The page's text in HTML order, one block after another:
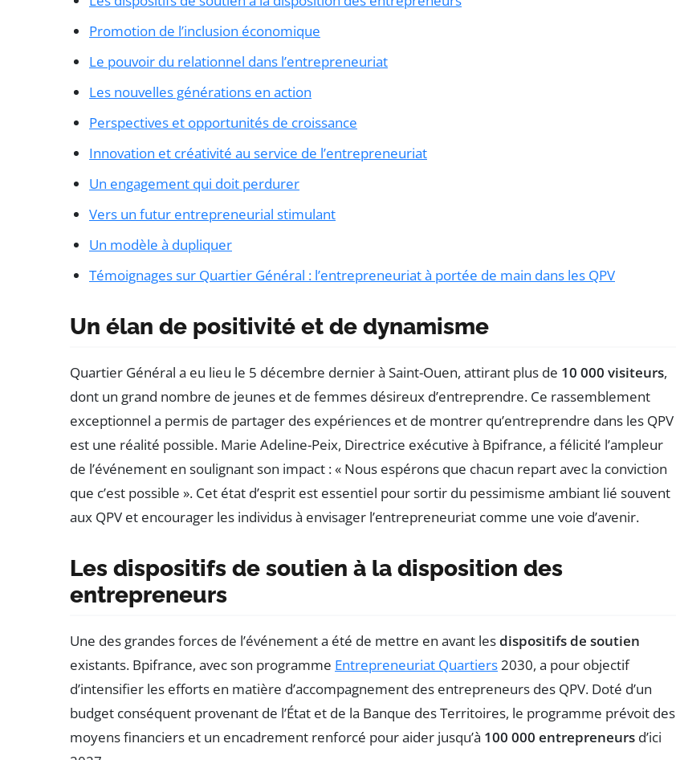
Promotion de l’inclusion économique
Le pouvoir du relationnel dans l’entrepreneuriat
Les nouvelles générations en action
Perspectives et opportunités de croissance
Innovation et créativité au service de l’entrepreneuriat
Un engagement qui doit perdurer
Vers un futur entrepreneurial stimulant
Un modèle à dupliquer
Témoignages sur Quartier Général : l’entrepreneuriat à portée de main dans les QPV
Un élan de positivité et de dynamisme
Quartier Général a eu lieu le 5 décembre dernier à Saint-Ouen, attirant plus de 10 000 visiteurs,
dont un grand nombre de jeunes et de femmes désireux d’entreprendre. Ce rassemblement
exceptionnel a permis de partager des expériences et de montrer qu’entreprendre dans les QPV
est une réalité possible. Marie Adeline-Peix, Directrice exécutive à Bpifrance, a félicité l’ampleur
de l’événement en soulignant son impact : « Nous espérons que chacun repart avec la conviction
que c’est possible ». Cet état d’esprit est essentiel pour sortir du pessimisme ambiant lié souvent
aux QPV et encourager les individus à envisager l’entrepreneuriat comme une voie d’avenir.
Les dispositifs de soutien à la disposition des
entrepreneurs
Une des grandes forces de l’événement a été de mettre en avant lesdispositifs de soutien
existants. Bpifrance, avec son programme Entrepreneuriat Quartiers2030, a pour objectif
d’intensifier les efforts en matière d’accompagnement des entrepreneurs des QPV. Doté d’un
budget conséquent provenant de l’État et de la Banque des Territoires, le programme prévoit des
moyens financiers et un encadrement renforcé pour aider jusqu’à 100 000 entrepreneurs d’ici